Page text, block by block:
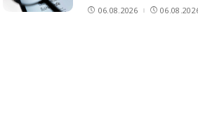
06.08.2026